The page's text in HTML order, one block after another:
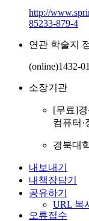
http://
85233-879-4
연관 학술지
(online)1432-
소장기관
[무료]
컴퓨터·
경북대
내보내기
내책장담기
공유하기
URL 복
오류접수